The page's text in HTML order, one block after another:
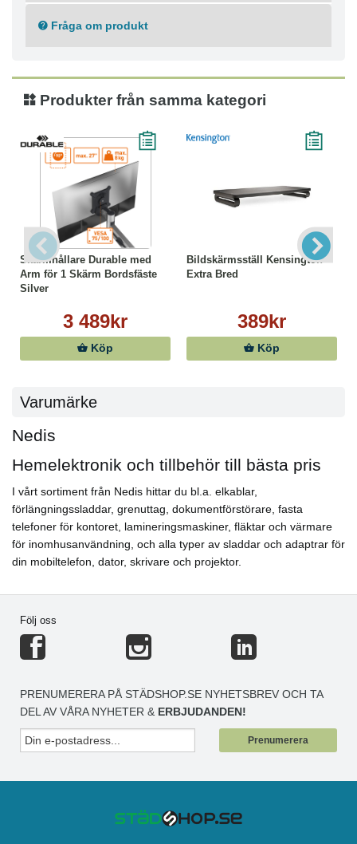
- Kabeltyp: DisplayPort 1.4
Fråga om produkt
Produkter från samma kategori
Skärmhållare Durable med
Arm för 1 Skärm Bordsfäste
Silver
3 489kr
Köp
Bildskärmsställ Kensington
Extra Bred
389kr
Köp
Varumärke
Nedis
Hemelektronik och tillbehör till bästa pris
I vårt sortiment från Nedis hittar du bl.a. elkablar,
förlängningssladdar, grenuttag, dokumentförstörare, fasta
telefoner för kontoret, lamineringsmaskiner, fläktar och värmare
för inomhusanvändning, och alla typer av sladdar och adaptrar för
din mobiltelefon, dator, skrivare och projektor.
Följ oss
PRENUMERERA PÅ STÄDSHOP.SE NYHETSBREV OCH TA
DEL AV VÅRA NYHETER & ERBJUDANDEN!
Prenumerera